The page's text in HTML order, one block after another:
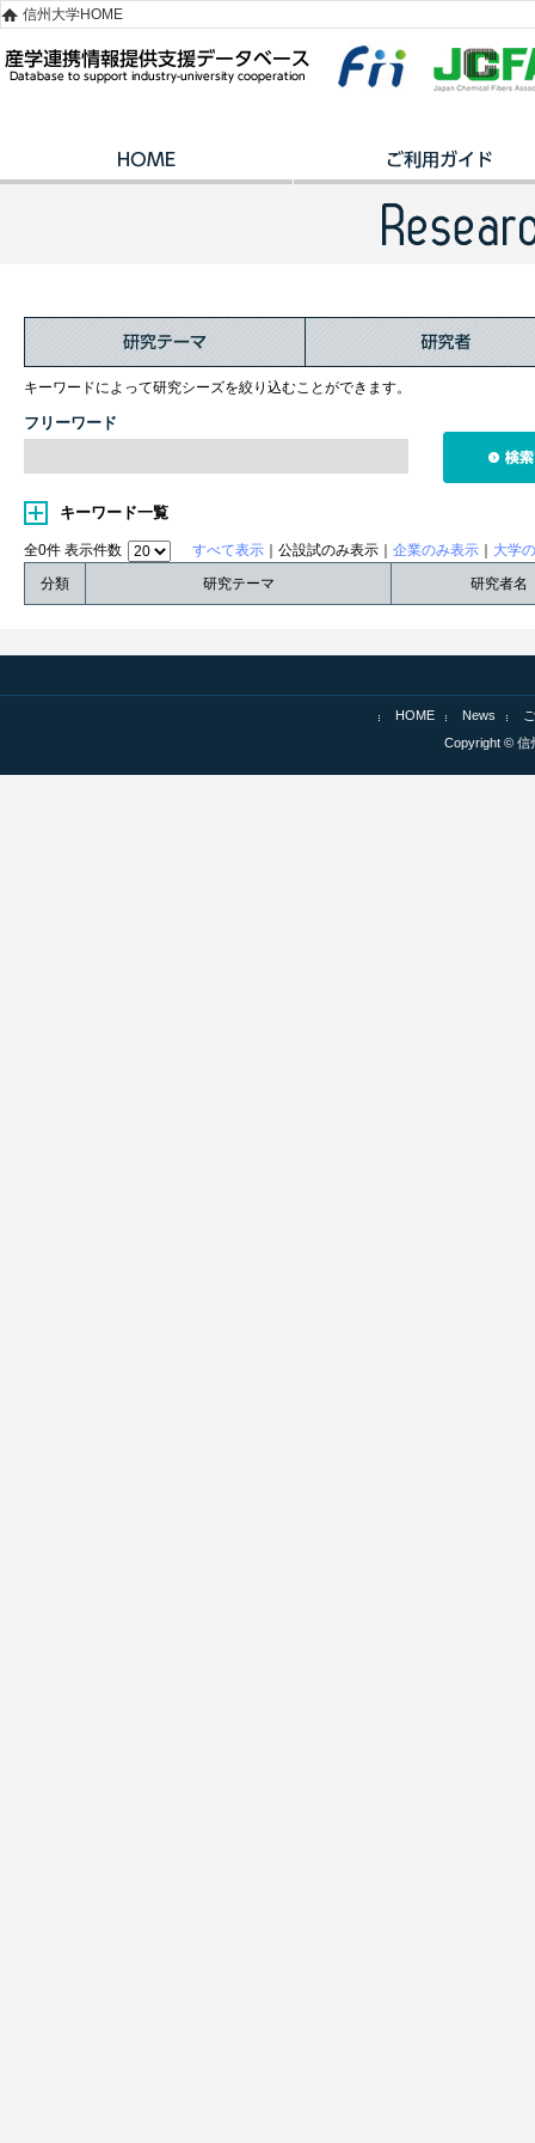
信州大学HOME
キーワードによって研究シーズを絞り込むことができます。
フリーワード
キーワード一覧
全0件 表示件数 すべて表示 ｜公設試のみ表示｜ 企業のみ表示
大学
分類
研究テーマ 研究者名
HOME News
Copyright © 信